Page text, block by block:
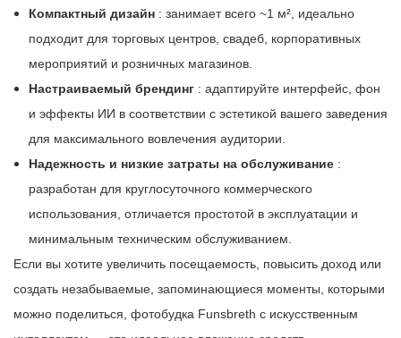
Компактный дизайн: занимает всего ~1 м², идеально
подходит для торговых центров, свадеб, корпоративных
мероприятий и розничных магазинов.
Настраиваемый брендинг: адаптируйте интерфейс, фон
и эффекты ИИ в соответствии с эстетикой вашего заведения
для максимального вовлечения аудитории.
Надежность и низкие затраты на обслуживание:
разработан для круглосуточного коммерческого
использования, отличается простотой в эксплуатации и
минимальным техническим обслуживанием.
Если вы хотите увеличить посещаемость, повысить доход или
создать незабываемые, запоминающиеся моменты, которыми
можно поделиться, фотобудка Funsbreth с искусственным